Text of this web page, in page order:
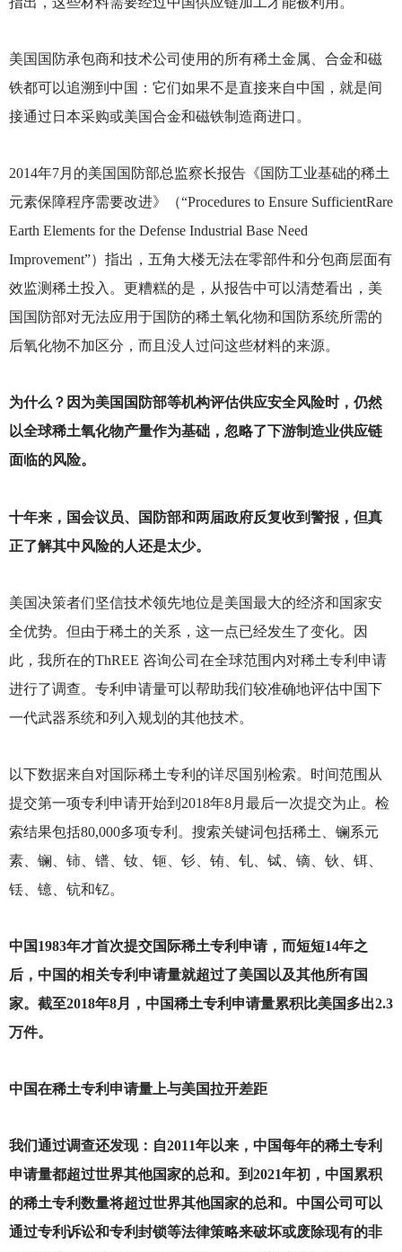
美国国防承包商和技术公司使用的所有稀土金属、合金和磁
铁都可以追溯到中国：它们如果不是直接来自中国，就是间
接通过日本采购或美国合金和磁铁制造商进口。
2014年7月的美国国防部总监察长报告《国防工业基础的稀土
元素保障程序需要改进》（“Procedures to Ensure SufficientRare
Earth Elements for the Defense Industrial Base Need
Improvement”）指出，五角大楼无法在零部件和分包商层面有
效监测稀土投入。更糟糕的是，从报告中可以清楚看出，美
国国防部对无法应用于国防的稀土氧化物和国防系统所需的
后氧化物不加区分，而且没人过问这些材料的来源。
为什么？因为美国国防部等机构评估供应安全风险时，仍然
以全球稀土氧化物产量作为基础，忽略了下游制造业供应链
面临的风险。
十年来，国会议员、国防部和两届政府反复收到警报，但真
正了解其中风险的人还是太少。
美国决策者们坚信技术领先地位是美国最大的经济和国家安
全优势。但由于稀土的关系，这一点已经发生了变化。因
此，我所在的ThREE 咨询公司在全球范围内对稀土专利申请
进行了调查。专利申请量可以帮助我们较准确地评估中国下
一代武器系统和列入规划的其他技术。
以下数据来自对国际稀土专利的详尽国别检索。时间范围从
提交第一项专利申请开始到2018年8月最后一次提交为止。检
索结果包括80,000多项专利。搜索关键词包括稀土、镧系元
素、镧、铈、镨、钕、钷、钐、铕、钆、铽、镝、钬、铒、
铥、镱、钪和钇。
中国1983年才首次提交国际稀土专利申请，而短短14年之
后，中国的相关专利申请量就超过了美国以及其他所有国
家。截至2018年8月，中国稀土专利申请量累积比美国多出2.3
万件。
中国在稀土专利申请量上与美国拉开差距
我们通过调查还发现：自2011年以来，中国每年的稀土专利
申请量都超过世界其他国家的总和。到2021年初，中国累积
的稀土专利数量将超过世界其他国家的总和。中国公司可以
通过专利诉讼和专利封锁等法律策略来破坏或废除现有的非